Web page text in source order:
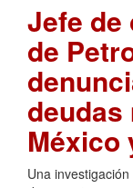
Jefe
de
México
Una